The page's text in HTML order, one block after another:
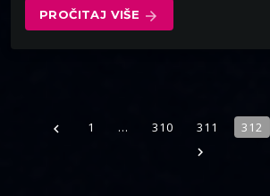
PROČITAJ VIŠE arrow_forward
navigate_before 1 … 310 311 312
navigate_next